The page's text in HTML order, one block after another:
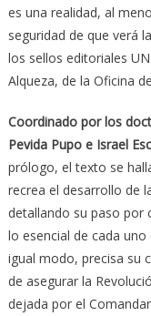
es una realidad, al
seguridad de que verá
los sellos editoriales
Alqueza, de la Oficina
Coordinado por los
Pevida Pupo e Israel
prólogo, el texto se
recrea el desarrollo de
detallando su paso por
lo esencial de cada
igual modo, precisa su
de asegurar la
dejada por el